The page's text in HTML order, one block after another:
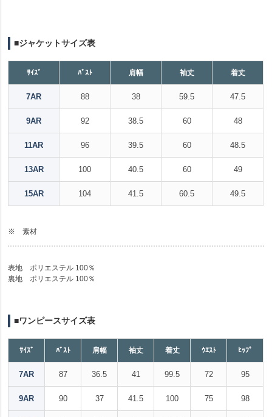
■ジャケットサイズ表
ｻｲｽﾞ ﾊﾞｽﾄ 肩幅 袖丈 着丈
7AR 88 38 59.5 47.5
9AR 92 38.5 60 48
11AR 96 39.5 60 48.5
13AR 100 40.5 60 49
15AR 104 41.5 60.5 49.5
※ 素材
表地 ポリエステル 100％
裏地 ポリエステル 100％
■ワンピースサイズ表
ｻｲｽﾞ ﾊﾞｽﾄ 肩幅 袖丈 着丈 ｳｴｽﾄ ﾋｯﾌﾟ
7AR 87 36.5 41 99.5 72 95
9AR 90 37 41.5 100 75 98